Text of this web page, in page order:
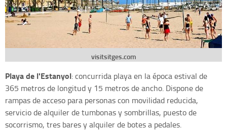
visitsitges.com
Playa de l'Estanyol: concurrida playa en la época estival de
365 metros de longitud y 15 metros de ancho. Dispone de
rampas de acceso para personas con movilidad reducida,
servicio de alquiler de tumbonas y sombrillas, puesto de
socorrismo, tres bares y alquiler de botes a pedales.